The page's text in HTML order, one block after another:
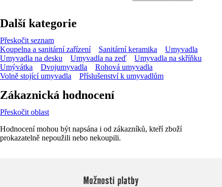
Další kategorie
Přeskočit seznam
Koupelna a sanitární zařízení
Sanitární keramika
Umyvadla
Umyvadla na desku
Umyvadla na zeď
Umyvadla na skříňku
Umývátka
Dvojumyvadla
Rohová umyvadla
Volně stojící umyvadla
Příslušenství k umyvadlům
Zákaznická hodnocení
Přeskočit oblast
Hodnocení mohou být napsána i od zákazníků, kteří zboží
prokazatelně nepoužili nebo nekoupili.
Možnosti platby